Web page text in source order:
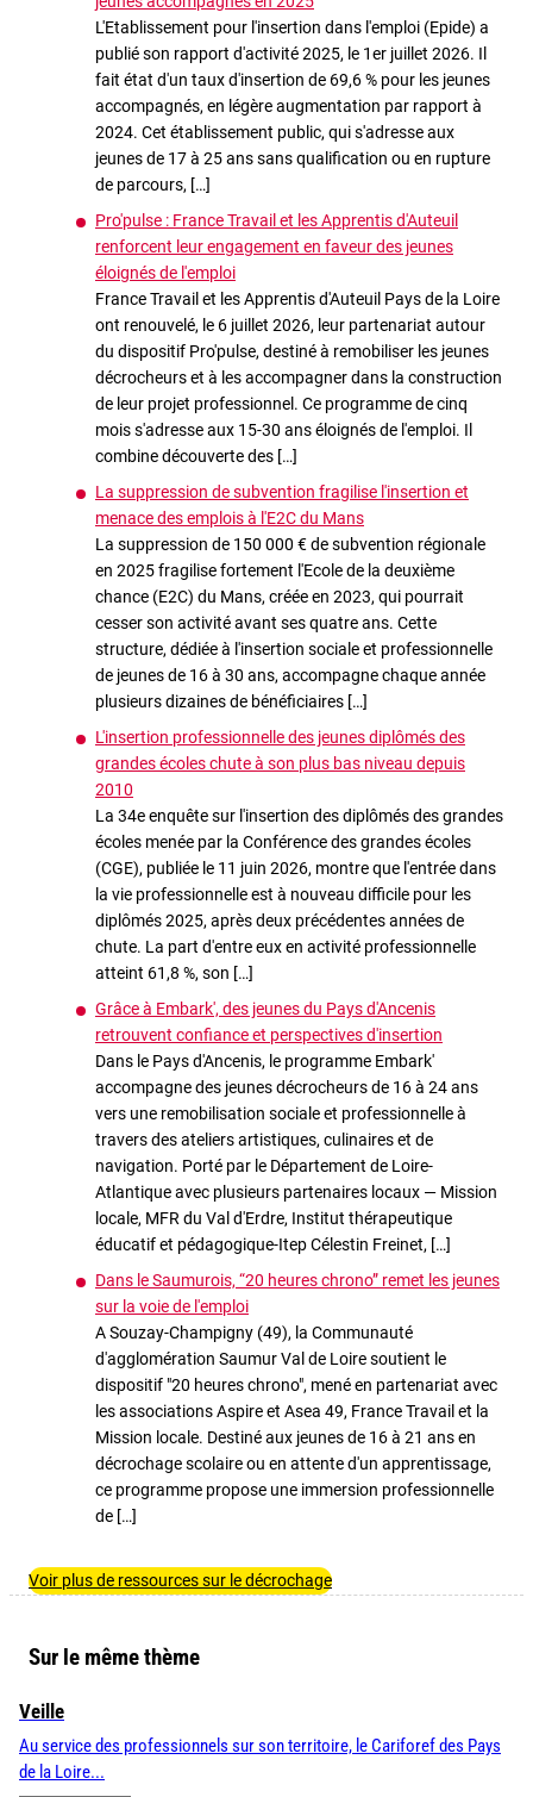
L'Etablissement pour l'insertion dans l'emploi (Epide) a
publié son rapport d'activité 2025, le 1er juillet 2026. Il
fait état d'un taux d'insertion de 69,6 % pour les jeunes
accompagnés, en légère augmentation par rapport à
2024. Cet établissement public, qui s'adresse aux
jeunes de 17 à 25 ans sans qualification ou en rupture
de parcours, […]
Pro'pulse : France Travail et les Apprentis d'Auteuil
renforcent leur engagement en faveur des jeunes
éloignés de l'emploi
France Travail et les Apprentis d'Auteuil Pays de la Loire
ont renouvelé, le 6 juillet 2026, leur partenariat autour
du dispositif Pro'pulse, destiné à remobiliser les jeunes
décrocheurs et à les accompagner dans la construction
de leur projet professionnel. Ce programme de cinq
mois s'adresse aux 15-30 ans éloignés de l'emploi. Il
combine découverte des […]
La suppression de subvention fragilise l'insertion et
menace des emplois à l'E2C du Mans
La suppression de 150 000 € de subvention régionale
en 2025 fragilise fortement l'Ecole de la deuxième
chance (E2C) du Mans, créée en 2023, qui pourrait
cesser son activité avant ses quatre ans. Cette
structure, dédiée à l'insertion sociale et professionnelle
de jeunes de 16 à 30 ans, accompagne chaque année
plusieurs dizaines de bénéficiaires […]
L'insertion professionnelle des jeunes diplômés des
grandes écoles chute à son plus bas niveau depuis
2010
La 34e enquête sur l'insertion des diplômés des grandes
écoles menée par la Conférence des grandes écoles
(CGE), publiée le 11 juin 2026, montre que l'entrée dans
la vie professionnelle est à nouveau difficile pour les
diplômés 2025, après deux précédentes années de
chute. La part d'entre eux en activité professionnelle
atteint 61,8 %, son […]
Grâce à Embark', des jeunes du Pays d'Ancenis
retrouvent confiance et perspectives d'insertion
Dans le Pays d'Ancenis, le programme Embark'
accompagne des jeunes décrocheurs de 16 à 24 ans
vers une remobilisation sociale et professionnelle à
travers des ateliers artistiques, culinaires et de
navigation. Porté par le Département de Loire-
Atlantique avec plusieurs partenaires locaux — Mission
locale, MFR du Val d'Erdre, Institut thérapeutique
éducatif et pédagogique-Itep Célestin Freinet, […]
Dans le Saumurois, “20 heures chrono” remet les jeunes
sur la voie de l'emploi
A Souzay-Champigny (49), la Communauté
d'agglomération Saumur Val de Loire soutient le
dispositif "20 heures chrono", mené en partenariat avec
les associations Aspire et Asea 49, France Travail et la
Mission locale. Destiné aux jeunes de 16 à 21 ans en
décrochage scolaire ou en attente d'un apprentissage,
ce programme propose une immersion professionnelle
de […]
Voir plus de ressources sur le décrochage
Sur le même thème
Veille
Au service des professionnels sur son territoire, le Cariforef des Pays
de la Loire...